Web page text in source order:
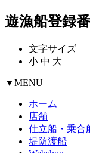
遊漁船登録
文字サイズ
小 中 大
▼MENU
ホーム
店舗
仕立船・乗合
堤防渡船